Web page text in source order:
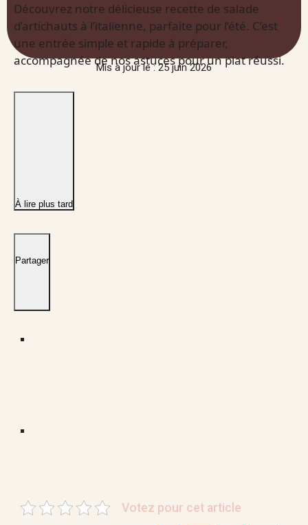
Mis à jour le : 25 juin 2026
Découvrez notre délicieuse recette de salade
d’artichauts à l’italienne, parfaite pour l’été. C’est
une entrée simple et rapide à préparer,
accompagnée de nos astuces pour un plat réussi.
À lire plus tard
Partager
Votez pour cet article